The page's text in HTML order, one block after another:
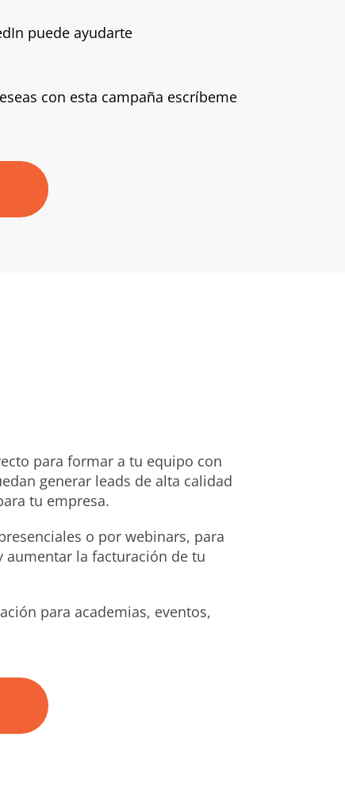
puede ayudarte
con esta campaña escríbeme
para formar a tu equipo con
generar leads de alta calidad
tu empresa.
o por webinars, para
la facturación de tu
para academias, eventos,